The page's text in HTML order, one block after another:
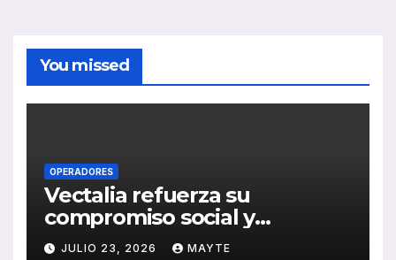
You missed
OPERADORES
Vectalia refuerza su
compromiso social y
medioambiental con la
JULIO 23, 2026 MAYTE